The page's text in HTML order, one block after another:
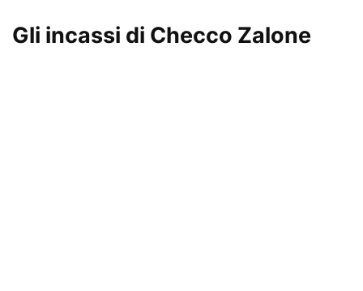
Gli incassi di Checco Zalone